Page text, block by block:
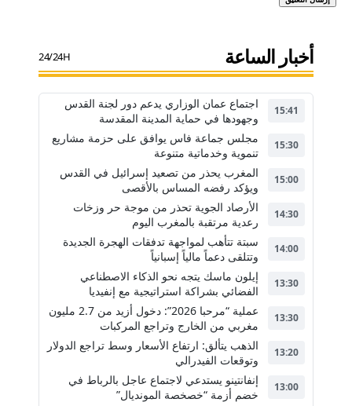
أخبار الساعة 24/24H
15:41
اجتماع عمان الوزاري يدعم دور لجنة القدس
وجهودها في حماية المدينة المقدسة
15:30
مجلس جماعة فاس يوافق على حزمة مشاريع
تنموية وخدماتية متنوعة
15:00
المغرب يحذر من تصعيد إسرائيل في القدس
ويؤكد رفضه المساس بالأقصى
14:30
الأرصاد الجوية تحذر من موجة حر وزخات
رعدية مرتقبة بالمغرب اليوم
14:00
سبتة تتأهب لمواجهة تدفقات الهجرة الجديدة
وتتلقى دعماً مالياً إسبانياً
13:30
إيلون ماسك يتجه نحو الذكاء الاصطناعي
الفضائي بشراكة استراتيجية مع إنفيديا
13:30
عملية “مرحبا 2026”: دخول أزيد من 2.7 مليون
مغربي من الخارج وتراجع المركبات
13:20
الذهب يتألق: ارتفاع الأسعار وسط تراجع الدولار
وتوقعات الفيدرالي
13:00
إنفانتينو يستدعي لاجتماع عاجل بالرباط في
خضم أزمة “خصخصة المونديال”